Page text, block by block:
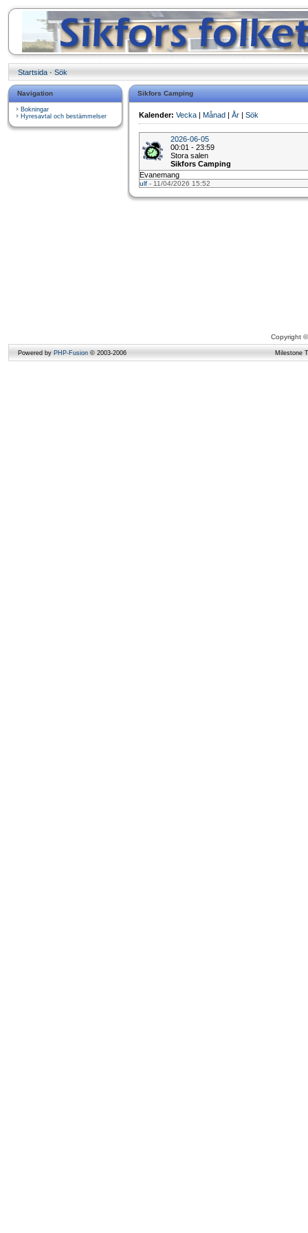
Startsida · Sök
Navigation
Bokningar
Hyresavtal och bestämmelser
Sikfors Camping
Kalender: Vecka | Månad | År | Sök
2026-06-05
00:01 - 23:59
Stora salen
Sikfors Camping
Evanemang
ulf - 11/04/2026 15:52
Copyright
Powered by PHP-Fusion © 2003-2006 Milestone